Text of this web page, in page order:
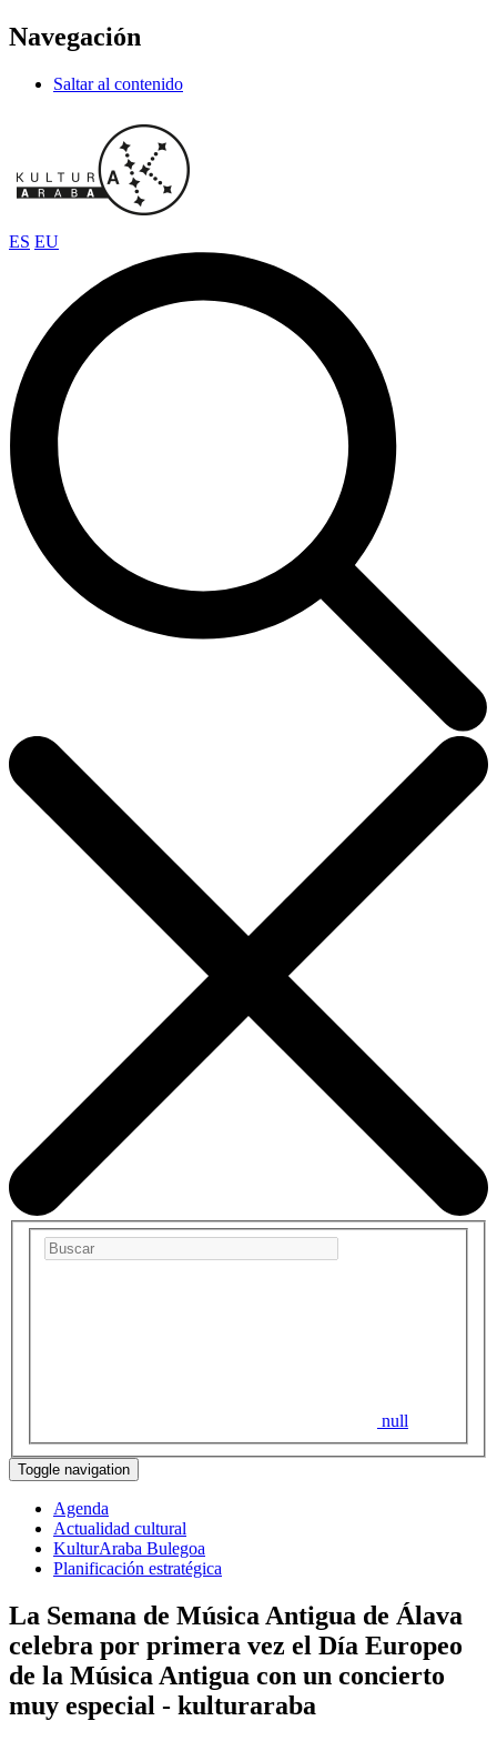
Navegación
Saltar al contenido
ES EU
null
Toggle navigation
Agenda
Actualidad cultural
KulturAraba Bulegoa
Planificación estratégica
La Semana de Música Antigua de Álava
celebra por primera vez el Día Europeo
de la Música Antigua con un concierto
muy especial - kulturaraba